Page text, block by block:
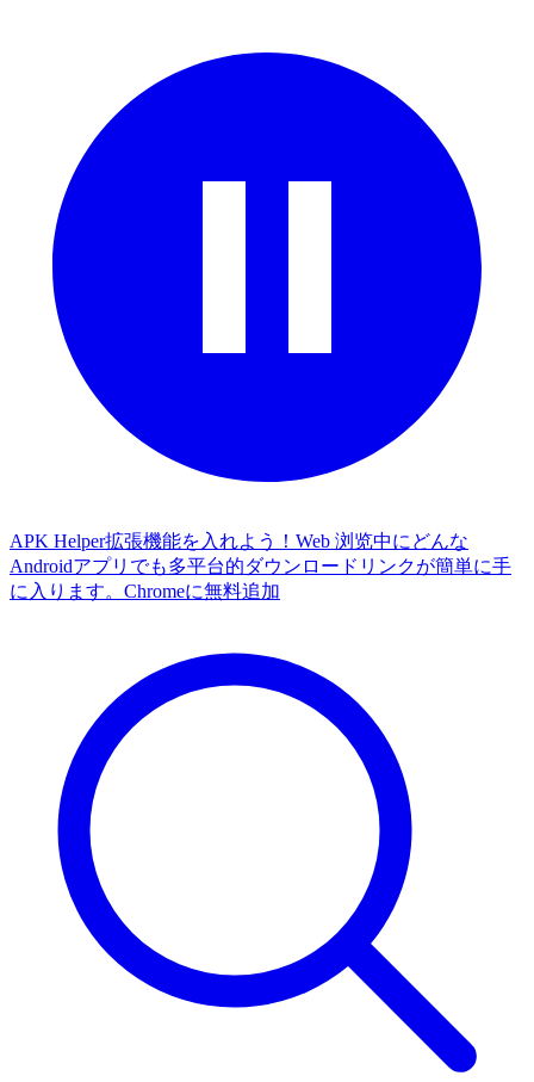
APK Helper拡張機能を入れよう！Web 浏览中にどんな
Androidアプリでも多平台的ダウンロードリンクが簡単に手
に入ります。 Chromeに無料追加